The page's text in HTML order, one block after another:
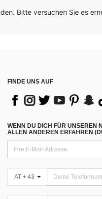
Bitte versuchen Sie es
FINDE UNS AUF
WENN DU DICH FÜR UNSEREN
ALLEN ANDEREN ERFAHREN
AT + 43